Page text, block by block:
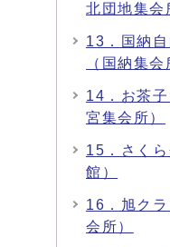
北団地集会
13．国納
（国納集会
14．お茶
宮集会所）
15．さく
館）
16．旭ク
会所）